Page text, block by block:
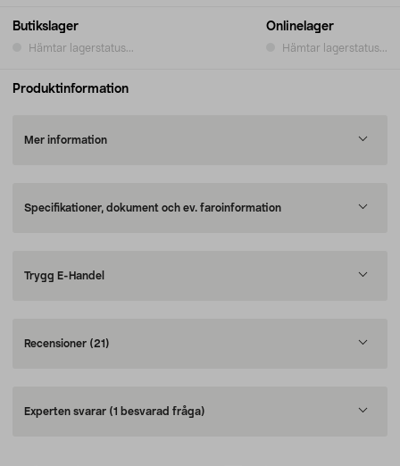
Butikslager
Hämtar lagerstatus...
Onlinelager
Hämtar lagerstatus...
Produktinformation
Mer information
Specifikationer, dokument och ev. faroinformation
Trygg E-Handel
Recensioner (21)
Experten svarar (1 besvarad fråga)